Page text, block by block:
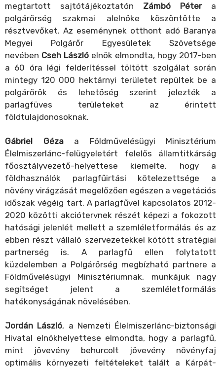
megtartott sajtótájékoztatón Zámbó Pétera
polgárőrség szakmai alelnöke köszöntötte a
résztvevőket. Az eseménynek otthont adó Baranya
Megyei Polgárőr Egyesületek Szövetsége
nevében Cseh László elnök elmondta, hogy 2017-ben
a 60 óra légi felderítéssel töltött szolgálat során
mintegy 120 000 hektárnyi területet repültek be a
polgárőrök és lehetőség szerint jelezték a
parlagfüves területeket az érintett
földtulajdonosoknak.
Gábriel Gézaa Földművelésügyi Minisztérium
Élelmiszerlánc-felügyeletért felelős államtitkárság
főosztályvezető-helyettese kiemelte, hogy a
földhasználók parlagfűirtási kötelezettsége a
növény virágzását megelőzően egészen a vegetációs
időszak végéig tart. A parlagfűvel kapcsolatos 2012-
2020 közötti akciótervnek részét képezi a fokozott
hatósági jelenlét mellett a szemléletformálás és az
ebben részt vállaló szervezetekkel kötött stratégiai
partnerség is. A parlagfű ellen folytatott
küzdelemben a Polgárőrség megbízható partnere a
Földművelésügyi Minisztériumnak, munkájuk nagy
segítséget jelent a szemléletformálás
hatékonyságának növelésében.
Jordán László, a Nemzeti Élelmiszerlánc-biztonsági
Hivatal elnökhelyettese elmondta, hogy a parlagfű,
mint jövevény behurcolt jövevény növényfaj
optimális környezeti feltételeket talált a Kárpát-